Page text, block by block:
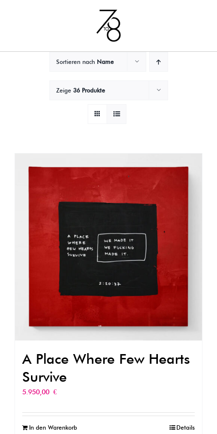
Sortieren nach Name
Zeige 36 Produkte
A Place Where Few Hearts
Survive
5.950,00 €
In den Warenkorb Details